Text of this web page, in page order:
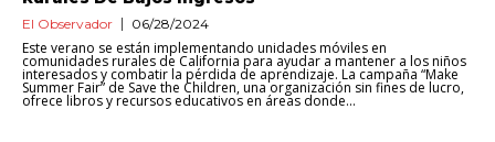
El Observador 06/28/2024
Este verano se están implementando unidades móviles en
comunidades rurales de California para ayudar a mantener a los niños
interesados ​​y combatir la pérdida de aprendizaje. La campaña “Make
Summer Fair” de Save the Children, una organización sin fines de lucro,
ofrece libros y recursos educativos en áreas donde...